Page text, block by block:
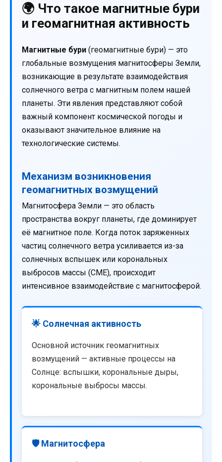
🌍 Что такое магнитные бури
и геомагнитная активность
Магнитные бури (геомагнитные бури) — это
глобальные возмущения магнитосферы Земли,
возникающие в результате взаимодействия
солнечного ветра с магнитным полем нашей
планеты. Эти явления представляют собой
важный компонент космической погоды и
оказывают значительное влияние на
технологические системы.
Механизм возникновения
геомагнитных возмущений
Магнитосфера Земли — это область
пространства вокруг планеты, где доминирует
её магнитное поле. Когда поток заряженных
частиц солнечного ветра усиливается из-за
солнечных вспышек или корональных
выбросов массы (CME), происходит
интенсивное взаимодействие с магнитосферой.
🌟 Солнечная активность
Основной источник геомагнитных
возмущений — активные процессы на
Солнце: вспышки, корональные дыры,
корональные выбросы массы.
🛡️ Магнитосфера